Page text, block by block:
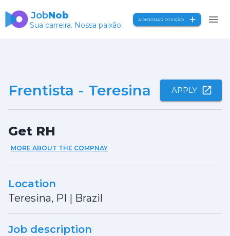
JobNob
Sua carreira. Nossa paixão.
ADICIONAR POSIÇÃO
Frentista - Teresina APPLY
Get RH
MORE ABOUT THE COMPNAY
Location
Teresina, PI | Brazil
Job description